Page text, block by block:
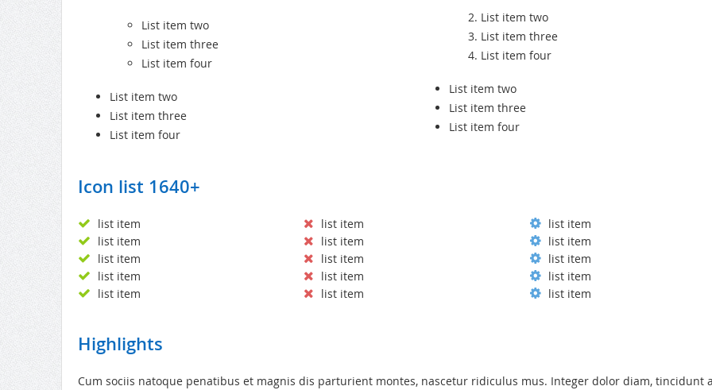
List item two
List item three
List item four
List item two
List item three
List item four
List item two
List item three
List item four
List item two
List item three
List item four
Icon list 1640+
list item
list item
list item
list item
list item
list item
list item
list item
list item
list item
list item
list item
list item
list item
list item
Highlights
Cum sociis natoque penatibus et magnis dis parturient montes, nascetur ridiculus mus. Integer dolor diam, tincidunt